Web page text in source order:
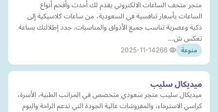
متجر متحف الساعات الالكتروني يقدم لك أحدث وأفخم أنواع
الساعات بأسعار تنافسية في السعودية، من ساعات كلاسيكية إلى
ذكية وعصرية تناسب جميع الأذواق والمناسبات. جدد إطلالتك بساعة
تعكس ش…
منوعة 2025-11-14
ميديكال سليب
ميديكال سليب متجر سعودي متخصص في المراتب الطبية، الأسرة،
كراسي الاسترخاء، والمفروشات عالية الجودة التي تدعم الراحة والنوم